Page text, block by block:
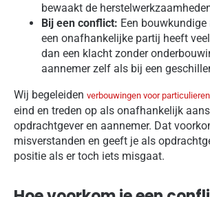
bewaakt de
Bij een conflict: Een
een onafhankelijke partij heeft
dan een klacht zonder
aannemer zelf als bij een
Wij begeleiden verbouwingen voor particulieren
eind en treden op als onafhankelijk
opdrachtgever en aannemer. Dat
misverstanden en geeft je als
positie als er toch iets misgaat.